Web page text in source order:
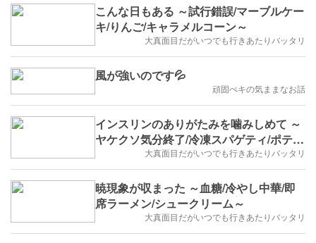
こんな日もある ～試行錯誤/マーブルケー
キ/りんご/キャラメルコーン～
大真面目だがいつでも行きあたりバッタリ
風が強いのです💦
頑固ぺキの気ままなお話
インスリンのありがたみを噛みしめて ～
ヤケクソ気分終了/冷凍スパゲティ/ポテト
チップス/キャラメルコーン/カーラジオ
～
大真面目だがいつでも行きあたりバッタリ
暁現象が収まった ～血糖/冷やし中華/即
席ラーメン/シュークリーム～
大真面目だがいつでも行きあたりバッタリ